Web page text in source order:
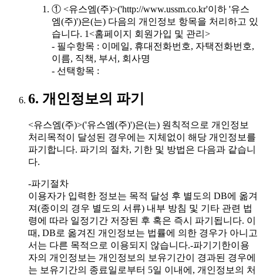
① <유스엠(주)>('http://www.ussm.co.kr'이하 '유스
엠(주)')은(는) 다음의 개인정보 항목을 처리하고 있
습니다. 1<홈페이지 회원가입 및 관리>
- 필수항목 : 이메일, 휴대전화번호, 자택전화번호,
이름, 직책, 부서, 회사명
- 선택항목 :
6. 개인정보의 파기
<유스엠(주)>('유스엠(주)')은(는) 원칙적으로 개인정보
처리목적이 달성된 경우에는 지체없이 해당 개인정보를
파기합니다. 파기의 절차, 기한 및 방법은 다음과 같습니
다.
-파기절차
이용자가 입력한 정보는 목적 달성 후 별도의 DB에 옮겨
져(종이의 경우 별도의 서류) 내부 방침 및 기타 관련 법
령에 따라 일정기간 저장된 후 혹은 즉시 파기됩니다. 이
때, DB로 옮겨진 개인정보는 법률에 의한 경우가 아니고
서는 다른 목적으로 이용되지 않습니다.-파기기한이용
자의 개인정보는 개인정보의 보유기간이 경과된 경우에
는 보유기간의 종료일로부터 5일 이내에, 개인정보의 처